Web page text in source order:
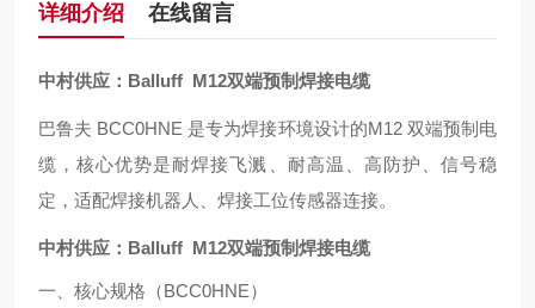
详细介绍 在线留言
中村供应：Balluff M12双端预制焊接电缆
巴鲁夫 BCC0HNE 是专为焊接环境设计的M12 双端预制电
缆，核心优势是耐焊接飞溅、耐高温、高防护、信号稳
定，适配焊接机器人、焊接工位传感器连接。
中村供应：Balluff M12双端预制焊接电缆
一、核心规格（BCC0HNE）